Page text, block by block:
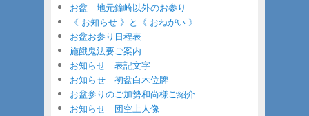
お盆 地元鐘崎以外のお参り
《 お知らせ 》と《 おねがい 》
お盆お参り日程表
施餓鬼法要ご案内
お知らせ 表記文字
お知らせ 初盆白木位牌
お盆参りのご加勢和尚様ご紹介
お知らせ 団空上人像